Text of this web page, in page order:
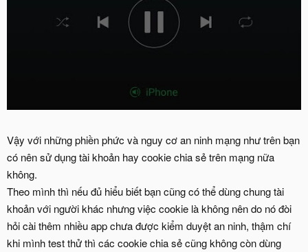
Vậy với những phiền phức và nguy cơ an ninh mạng như trên bạn
có nên sử dụng tài khoản hay cookie chia sẻ trên mạng nữa
không.
Theo mình thì nếu đủ hiểu biết bạn cũng có thể dùng chung tài
khoản với người khác nhưng việc cookie là không nên do nó đòi
hỏi cài thêm nhiều app chưa được kiểm duyệt an ninh, thậm chí
khi mình test thử thì các cookie chia sẻ cũng không còn dùng